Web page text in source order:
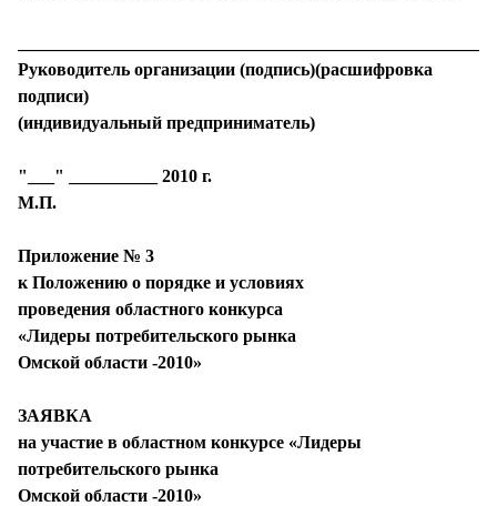
Руководитель организации (подпись)(расшифровка
подписи)
(индивидуальный предприниматель)
"___" __________ 2010 г.
М.П.
Приложение № 3
к Положению о порядке и условиях
проведения областного конкурса
«Лидеры потребительского рынка
Омской области -2010»
ЗАЯВКА
на участие в областном конкурсе «Лидеры
потребительского рынка
Омской области -2010»